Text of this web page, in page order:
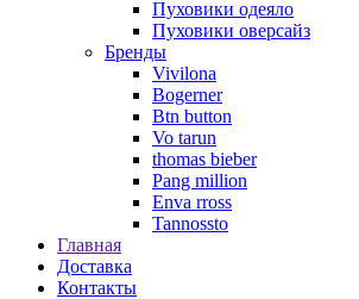
Пуховики одеяло
Пуховики оверсайз
Бренды
Vivilona
Bogerner
Btn button
Vo tarun
thomas bieber
Pang million
Enva rross
Tannossto
Главная
Доставка
Контакты